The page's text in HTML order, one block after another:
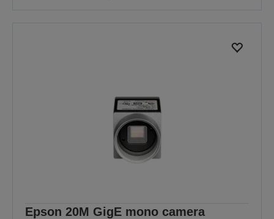
Epson 20M GigE mono camera